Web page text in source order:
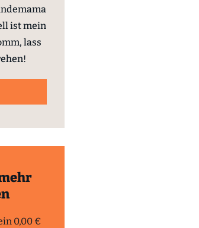
ist mein
lass
0,00 €